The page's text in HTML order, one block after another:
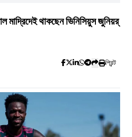
মাদ্রিদেই থাকছেন ভিনিসিয়ুস জুনিয়র্
প্রিন্ট